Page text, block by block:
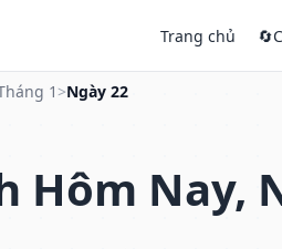
Trang chủ 🔄
1 >Ngày 22
Hôm Nay,